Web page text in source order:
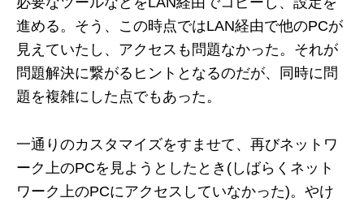
進める。そう、この時点ではLAN経由で他のPCが
見えていたし、アクセスも問題なかった。それが
問題解決に繋がるヒントとなるのだが、同時に問
題を複雑にした点でもあった。
一通りのカスタマイズをすませて、再びネットワ
ーク上のPCを見ようとしたとき(しばらくネット
ワーク上のPCにアクセスしていなかった)。やけ